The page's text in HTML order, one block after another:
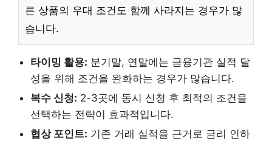
른 상품의 우대 조건도 함께 사라지는 경우가 많
습니다.
타이밍 활용: 분기말, 연말에는 금융기관 실적 달
성을 위해 조건을 완화하는 경우가 많습니다.
복수 신청: 2-3곳에 동시 신청 후 최적의 조건을
선택하는 전략이 효과적입니다.
협상 포인트: 기존 거래 실적을 근거로 금리 인하